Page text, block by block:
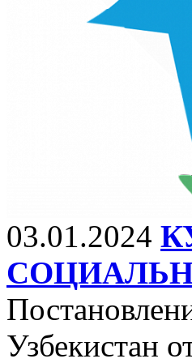
03.01.2024
Узбекистан